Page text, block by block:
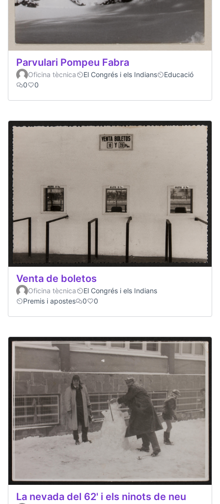
Parvulari Pompeu Fabra
Oficina tècnica El Congrés i els Indians
Educació
0
0
Venta de boletos
Oficina tècnica
El Congrés i els Indians
Premis i apostes
0 0
La nevada del 62' i els ninots de neu